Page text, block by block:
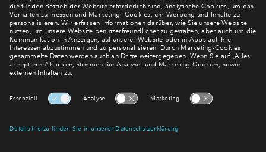
mehr! Wir halten Sie auf dem Laufenden – mit unserem